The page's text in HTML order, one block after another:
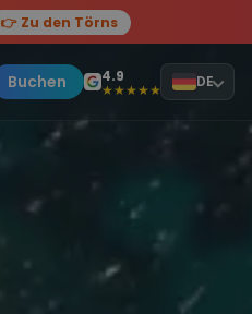
👉 Zu den Törns
Buchen 4.9
★★★★★ DE